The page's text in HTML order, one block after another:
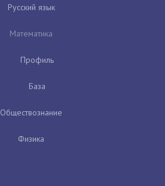
Русский язык
Математика
Профиль
База
Обществознание
Физика